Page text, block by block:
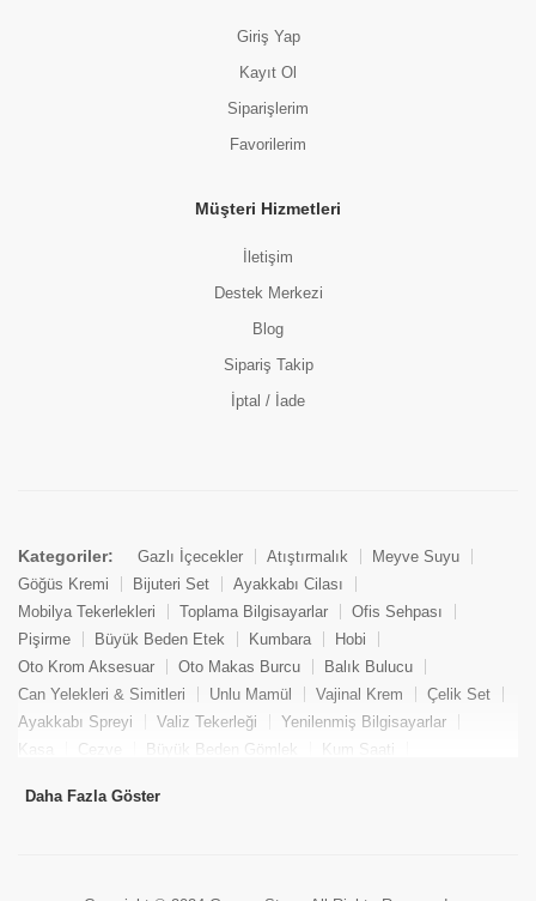
Giriş Yap
Kayıt Ol
Siparişlerim
Favorilerim
Müşteri Hizmetleri
İletişim
Destek Merkezi
Blog
Sipariş Takip
İptal / İade
Kategoriler: Gazlı İçecekler Atıştırmalık
Meyve Suyu
Göğüs Kremi
Bijuteri Set
Ayakkabı Cilası
Mobilya Tekerlekleri
Toplama Bilgisayarlar
Ofis Sehpası
Pişirme
Büyük Beden Etek Kumbara
Hobi
Oto Krom Aksesuar
Oto Makas Burcu
Balık Bulucu
Can Yelekleri & Simitleri
Unlu Mamül Vajinal Krem
Çelik Set
Ayakkabı Spreyi
Valiz Tekerleği
Yenilenmiş Bilgisayarlar
Kasa
Cezve Büyük Beden Gömlek
Kum Saati
Tekne Bağlama & Demirleme
Daha Fazla Göster